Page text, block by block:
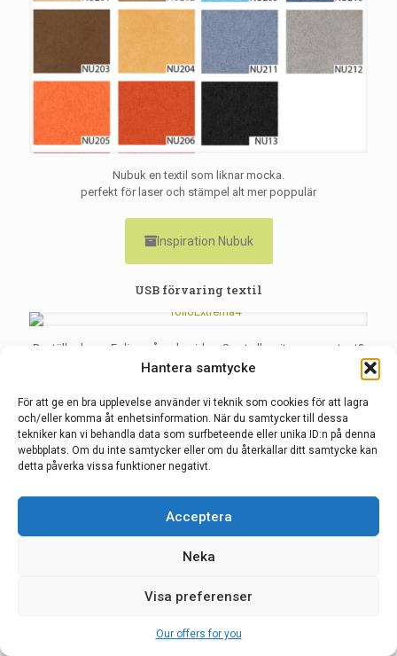
Hantera samtycke
För att ge en bra upplevelse använder vi teknik som cookies för att lagra
och/eller komma åt enhetsinformation. När du samtycker till dessa
tekniker kan vi behandla data som surfbeteende eller unika ID:n på denna
webbplats. Om du inte samtycker eller om du återkallar ditt samtycke kan
detta påverka vissa funktioner negativt.
Acceptera
Neka
Visa preferenser
Our offers for you
Nubuk en textil som liknar mocka.
perfekt för laser och stämpel alt mer poppulär
Inspiration Nubuk
USB förvaring textil
Beställa dessa Folios på ordersidan. Svart eller vit passepartout?
Gift Folie en presentation
Välj ditt USB för din förvaring
lösa USB.